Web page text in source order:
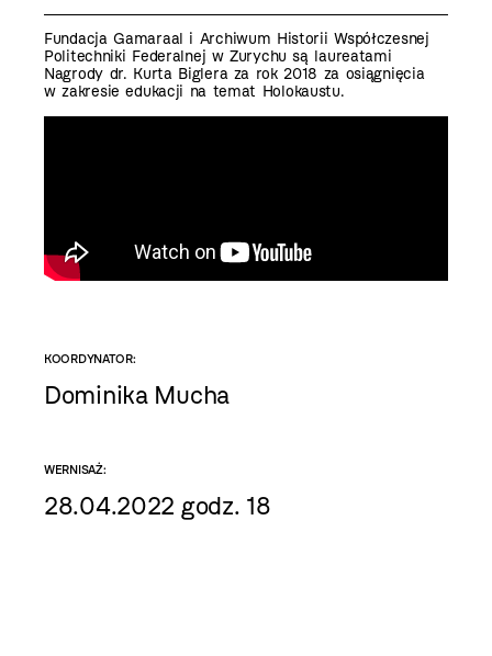
Fundacja Gamaraal i Archiwum Historii Współczesnej
Politechniki Federalnej w Zurychu są laureatami
Nagrody dr. Kurta Biglera za rok 2018 za osiągnięcia
w zakresie edukacji na temat Holokaustu.
KOORDYNATOR:
Dominika Mucha
WERNISAŻ:
28.04.2022 godz. 18